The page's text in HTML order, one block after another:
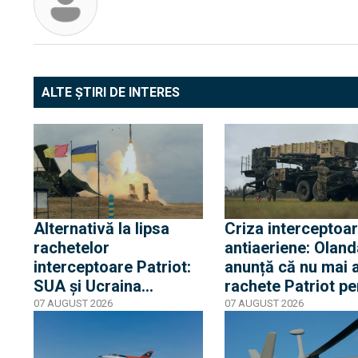
ALTE ȘTIRI DE INTERES
Alternativă la lipsa
rachetelor
interceptoare Patriot:
SUA și Ucraina
dezvoltează noi muniții
sistemul S-300
07 AUGUST 2026
Criza
antiaeriene:
anunță că nu mai
rachete Patriot
Ucraina, în timp ce
restul Europei
07 AUGUST 2026